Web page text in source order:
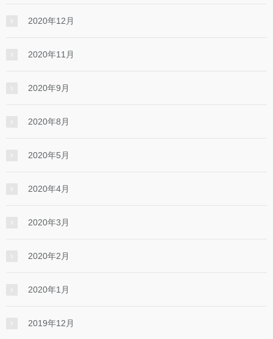
2020年12月
2020年11月
2020年9月
2020年8月
2020年5月
2020年4月
2020年3月
2020年2月
2020年1月
2019年12月